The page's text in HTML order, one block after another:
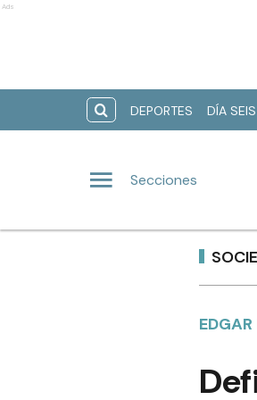
Ads
DEPORTES DÍA SEIS
Secciones